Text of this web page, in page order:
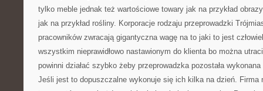
tylko meble jednak też wartościowe towary jak na przykład
jak na przykład rośliny. Korporacje rodzaju przeprowadzki
pracowników zwracają gigantyczna wagę na to jaki to jest
wszystkim nieprawidłowo nastawionym do klienta bo można
powinni działać szybko żeby przeprowadzka pozostała
Jeśli jest to dopuszczalne wykonuje się ich kilka na dzień. Firma